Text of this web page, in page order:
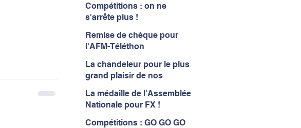
Compétitions : on ne
s'arrête plus !
Remise de chèque pour
l'AFM-Téléthon
La chandeleur pour le plus
grand plaisir de nos
La médaille de l'Assemblée
Nationale pour FX !
Compétitions : GO GO GO